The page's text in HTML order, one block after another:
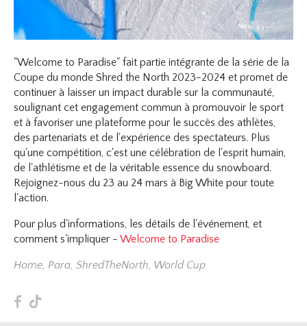
"Welcome to Paradise" fait partie intégrante de la série de la
Coupe du monde Shred the North 2023-2024 et promet de
continuer à laisser un impact durable sur la communauté,
soulignant cet engagement commun à promouvoir le sport
et à favoriser une plateforme pour le succès des athlètes,
des partenariats et de l'expérience des spectateurs. Plus
qu'une compétition, c'est une célébration de l'esprit humain,
de l'athlétisme et de la véritable essence du snowboard.
Rejoignez-nous du 23 au 24 mars à Big White pour toute
l'action.
Pour plus d'informations, les détails de l'événement, et
comment s'impliquer -Welcome to Paradise
Home,Para,ShredTheNorth, World Cup
F T